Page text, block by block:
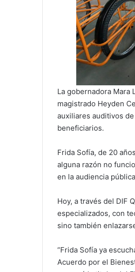
La gobernadora Mara
magistrado Heyden
auxiliares auditivos
beneficiarios.
Frida Sofía, de 20
alguna razón no
en la audiencia
Hoy, a través del DIF
especializados, con
sino también
“Frida Sofía ya
Acuerdo por el